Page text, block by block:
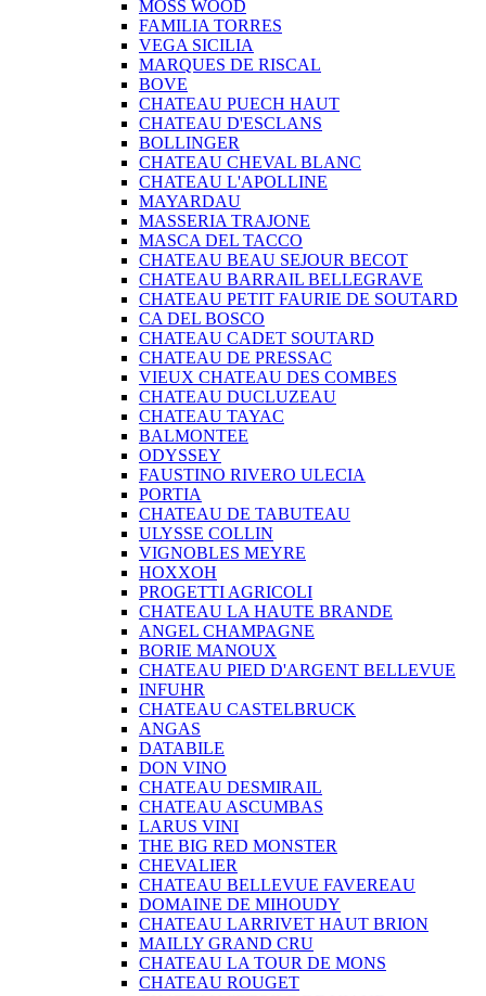
MOSS WOOD
FAMILIA TORRES
VEGA SICILIA
MARQUES DE RISCAL
BOVE
CHATEAU PUECH HAUT
CHATEAU D'ESCLANS
BOLLINGER
CHATEAU CHEVAL BLANC
CHATEAU L'APOLLINE
MAYARDAU
MASSERIA TRAJONE
MASCA DEL TACCO
CHATEAU BEAU SEJOUR BECOT
CHATEAU BARRAIL BELLEGRAVE
CHATEAU PETIT FAURIE DE SOUTARD
CA DEL BOSCO
CHATEAU CADET SOUTARD
CHATEAU DE PRESSAC
VIEUX CHATEAU DES COMBES
CHATEAU DUCLUZEAU
CHATEAU TAYAC
BALMONTEE
ODYSSEY
FAUSTINO RIVERO ULECIA
PORTIA
CHATEAU DE TABUTEAU
ULYSSE COLLIN
VIGNOBLES MEYRE
HOXXOH
PROGETTI AGRICOLI
CHATEAU LA HAUTE BRANDE
ANGEL CHAMPAGNE
BORIE MANOUX
CHATEAU PIED D'ARGENT BELLEVUE
INFUHR
CHATEAU CASTELBRUCK
ANGAS
DATABILE
DON VINO
CHATEAU DESMIRAIL
CHATEAU ASCUMBAS
LARUS VINI
THE BIG RED MONSTER
CHEVALIER
CHATEAU BELLEVUE FAVEREAU
DOMAINE DE MIHOUDY
CHATEAU LARRIVET HAUT BRION
MAILLY GRAND CRU
CHATEAU LA TOUR DE MONS
CHATEAU ROUGET